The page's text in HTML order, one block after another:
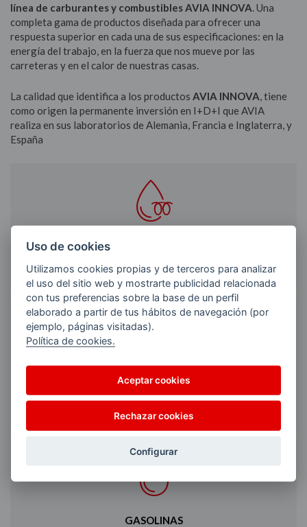
línea de carburantes y combustibles AVIA INNOVA. Una
completa gama de productos diseñada para ofrecer una
respuesta superior en cada una de sus especificaciones: en la
energía del trabajo, en la fuerza que nos mueve por las
carreteras y en el calor de nuestras casas.
La calidad que identifica a los productos AVIA INNOVA, tiene
como origen la permanente inversión en I+D+I que AVIA
realiza en sus laboratorios de Alemania, Francia e Inglaterra, y
España
GASÓLEOS CALEFACCIÓN
GASOLINAS
Uso de cookies
Utilizamos cookies propias y de terceros para analizar
el uso del sitio web y mostrarte publicidad relacionada
con tus preferencias sobre la base de un perfil
elaborado a partir de tus hábitos de navegación (por
ejemplo, páginas visitadas).
Política de cookies.
Aceptar cookies
Rechazar cookies
Configurar